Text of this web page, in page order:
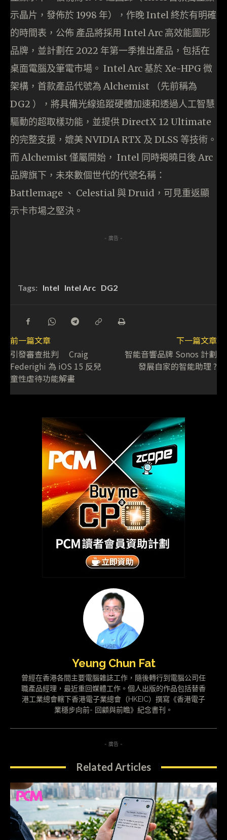
示晶片，發佈於 1998 年），作晚 Intel 終於有明確
的時間表，公佈 產品將採用 Intel Arc 高效能圖形
品牌，並計劃在 2022 年第一季推出產品，包括在
桌面電腦及筆電市場。 Intel Arc 基於 Xe-HPG 微
架構，首款產品代號為 Alchemist （先前稱為
DG2 ），將具備光線追蹤硬體加速和透過人工智慧
驅動的超取樣功能，並提供 DirectX 12 Ultimate
的完整支援，媲美 NVIDIA RTX 及 DLSS 等技術。
而 Alchemist 僅屬開始， Intel 同時揭曉日後 Arc
品牌旗下，未來數個世代的代號名稱：
Battlemage 、 Celestial 與 Druid，可見重返顯
示卡市場之堅決。
- 廣告 -
Tags: Intel Intel Arc DG2
前一篇文章
引發審查批判 Craig
Federighi 為 iOS 15 反兒
童性虐待功能解畫
下一篇文章
智能音響品牌 Sonos 計劃
發展自家的智能助理 ?
Yeung Chun Fat
曾經在香港各間主要電腦雜誌工作，隨後轉行到電腦公司任
職產品經理，最近重回媒體工作。個人出版的作品包括替香
港工業總會轄下香港電子業總會（HKEIC）撰寫《香港電子
業穩步向前- 回顧與前瞻》紀念書刊。
- 廣告 -
Related Articles